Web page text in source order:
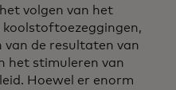
volgen van het
de resultaten van
het stimuleren van
Hoewel er enorm